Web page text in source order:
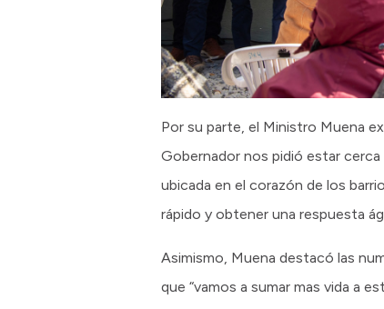
Por su parte, el Ministro Muena
Gobernador nos pidió estar
ubicada en el corazón de los
rápido y obtener una respuesta
Asimismo, Muena destacó las
que “vamos a sumar mas vida a